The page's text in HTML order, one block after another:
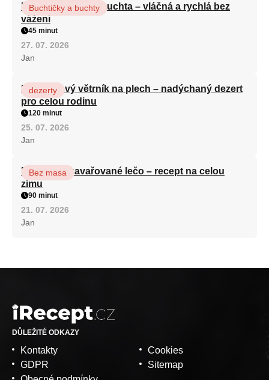
Hrnková maková buchta – vláčná a rychlá bez
vážení
Buchtičky a buchty
45 minut
27. 07. 2026
Jan
Karamelový větrník na plech – nadýchaný dezert
pro celou rodinu
dezerty
120 minut
25. 07. 2026
Jan
Babiččino zavařované lečo – recept na celou
zimu
Bez masa
90 minut
21. 07. 2026
Jan
DŮLEŽITÉ ODKAZY
Kontakty
GDPR
Cookies
Sitemap